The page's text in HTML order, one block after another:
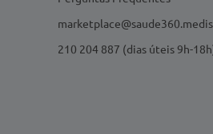
210 204 887 (dias úteis 9h-